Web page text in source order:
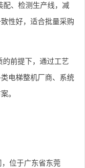
配、检测生产线，减
性好，适合批量采购
的前提下，通过工艺
电梯整机厂商、系统
。
位于广东省东莞